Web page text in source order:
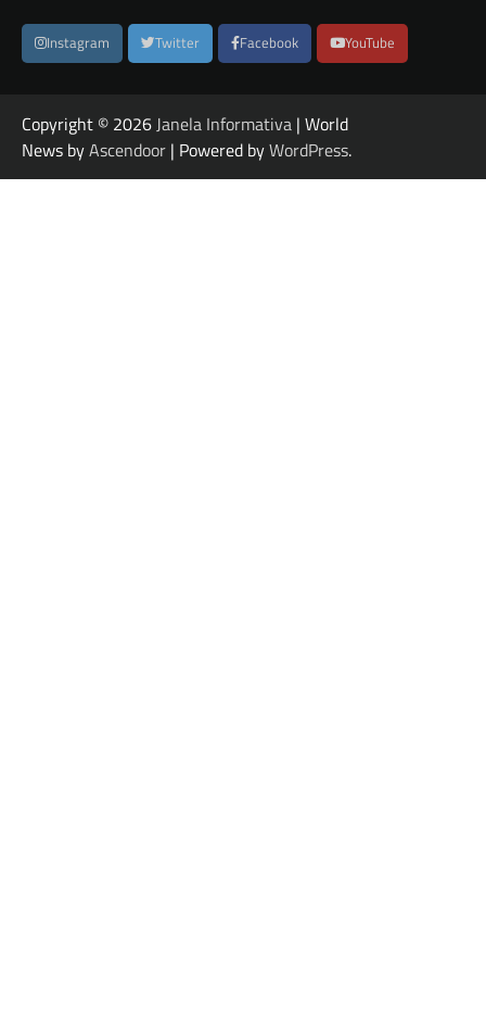
Instagram Twitter Facebook YouTube
Copyright © 2026Janela Informativa | World
News byAscendoor | Powered byWordPress.